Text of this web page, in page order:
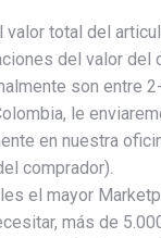
valor total del
del valor
son entre
le
en nuestra
comprador).
el mayor
más de